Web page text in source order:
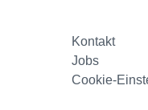
Kontakt
Jobs
Cookie-